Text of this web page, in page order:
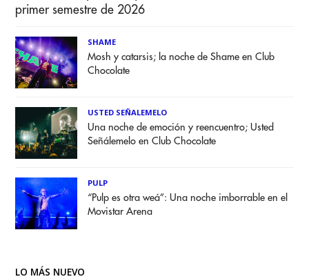
primer semestre de 2026
SHAME
Mosh y catarsis; la noche de Shame en Club
Chocolate
USTED SEÑALEMELO
Una noche de emoción y reencuentro; Usted
Señálemelo en Club Chocolate
PULP
“Pulp es otra weá”: Una noche imborrable en el
Movistar Arena
LO MÁS NUEVO